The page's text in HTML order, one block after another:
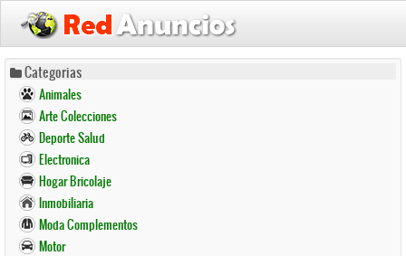
Pasar
contenido
principal
Categorias
Animales
Arte Colecciones
Deporte Salud
Electronica
Hogar Bricolaje
Inmobiliaria
Moda Complementos
Motor